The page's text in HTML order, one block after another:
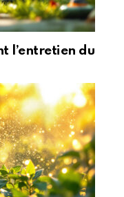
l’entretien du